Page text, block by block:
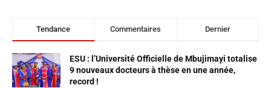
Tendance Commentaires Dernier
ESU : l’Université Officielle de Mbujimayi totalise
9 nouveaux docteurs à thèse en une année,
record !